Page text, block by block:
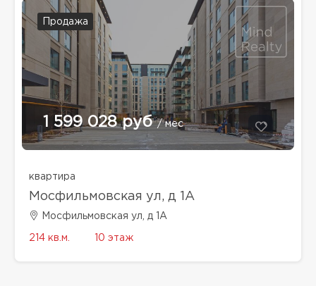
Продажа
1 599 028 руб/ мес
квартира
Мосфильмовская ул, д 1А
Мосфильмовская ул, д 1А
214 кв.м. 10 этаж